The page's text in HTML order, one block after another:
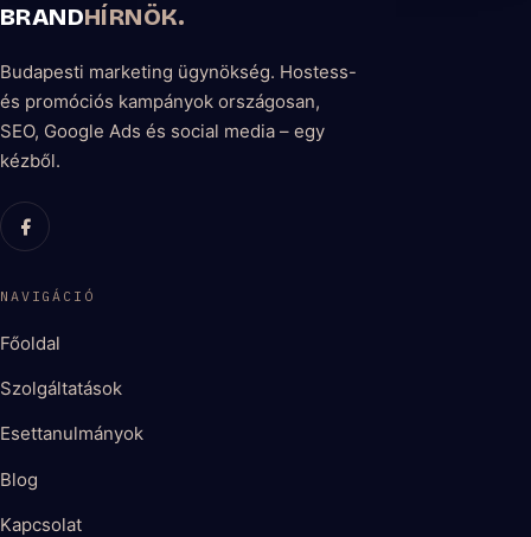
BRANDHÍRNÖK.
Budapesti marketing ügynökség. Hostess-
és promóciós kampányok országosan,
SEO, Google Ads és social media – egy
kézből.
NAVIGÁCIÓ
Főoldal
Szolgáltatások
Esettanulmányok
Blog
Kapcsolat